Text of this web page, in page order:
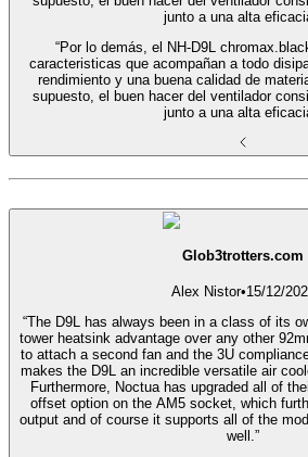
junto a una alta
“Por lo demás, el NH-D9L
caracteristicas que acompañan a todo
rendimiento y una buena calidad de
supuesto, el buen hacer del ventilador
junto a una alta
Glob3trotters.com
Alex Nistor•15/12/
“The D9L has always been in a class of its
tower heatsink advantage over any other
to attach a second fan and the 3U
makes the D9L an incredible versatile air
Furthermore, Noctua has upgraded all of
offset option on the AM5 socket, which
output and of course it supports all of the
well.”